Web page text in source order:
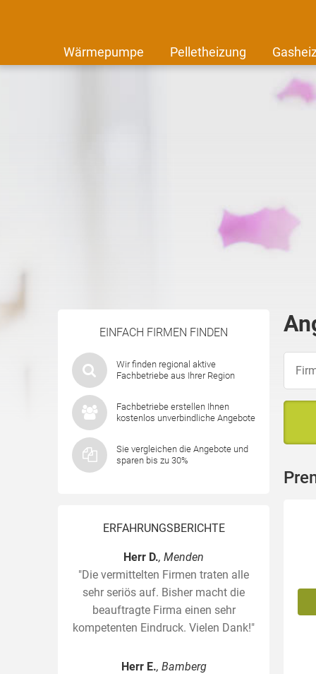
Wärmepumpe Pelletheizung
EINFACH FIRMEN FINDEN
Wir finden regional aktive
Fachbetriebe aus Ihrer Region
Fachbetriebe erstellen Ihnen
kostenlos unverbindliche Angebote
Sie vergleichen die Angebote und
sparen bis zu 30%
ERFAHRUNGSBERICHTE
Herr D., Menden
"Die vermittelten Firmen traten alle
sehr seriös auf. Bisher macht die
beauftragte Firma einen sehr
kompetenten Eindruck. Vielen Dank!"
Herr E., Bamberg